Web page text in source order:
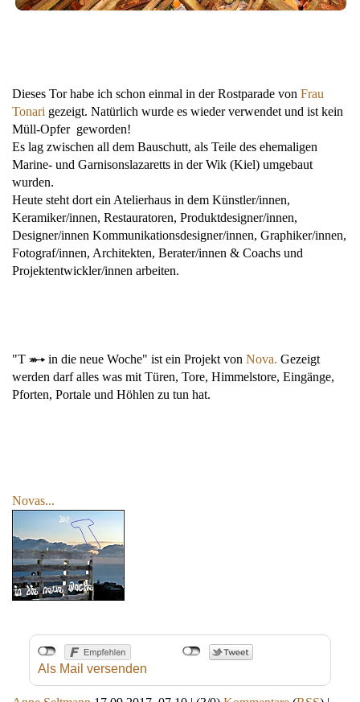
Dieses Tor habe ich schon einmal in der Rostparade von Frau
Tonari gezeigt. Natürlich wurde es wieder verwendet und ist kein
Müll-Opfer geworden!
Es lag zwischen all dem Bauschutt, als Teile des ehemaligen
Marine- und Garnisonslazaretts in der Wik (Kiel) umgebaut
wurden.
Heute steht dort ein Atelierhaus in dem Künstler/innen,
Keramiker/innen, Restauratoren, Produktdesigner/innen,
Designer/innen Kommunikationsdesigner/innen, Graphiker/innen,
Fotograf/innen, Architekten, Berater/innen & Coachs und
Projektentwickler/innen arbeiten.
"T in die neue Woche" ist ein Projekt von Nova. Gezeigt
werden darf alles was mit Türen, Tore, Himmelstore, Eingänge,
Pforten, Portale und Höhlen zu tun hat.
Novas...
Als Mail versenden